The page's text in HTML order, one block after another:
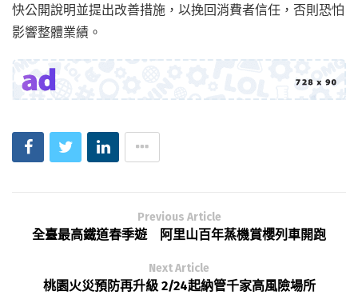
快公開說明並提出改善措施，以挽回消費者信任，否則恐怕
影響整體業績。
Previous Article
全臺最高鐵道春季遊 阿里山百年蒸機賞櫻列車開跑
Next Article
桃園火災預防再升級 2/24起納管千家高風險場所